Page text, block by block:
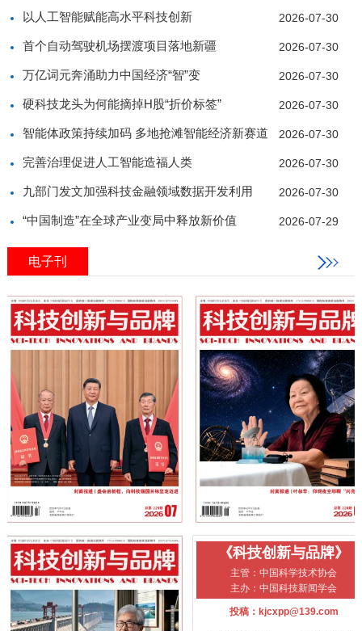
以人工智能赋能高水平科技创新 2026-07-30
首个自动驾驶机场摆渡项目落地新疆 2026-07-30
万亿词元奔涌助力中国经济“智”变 2026-07-30
硬科技龙头为何能摘掉H股“折价标签” 2026-07-30
智能体政策持续加码 多地抢滩智能经济新赛道 2026-07-30
完善治理促进人工智能造福人类 2026-07-30
九部门发文加强科技金融领域数据开发利用 2026-07-30
“中国制造”在全球产业变局中释放新价值 2026-07-29
电子刊
《科技创新与品牌》
主管：中国科学技术协会
主办：中国科技新闻学会
投稿：kjcxpp@139.com